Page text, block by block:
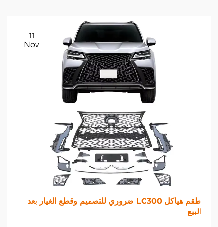
11
Nov
طقم هياكل LC300 ضروري للتصميم وقطع الغيار بعد
البيع